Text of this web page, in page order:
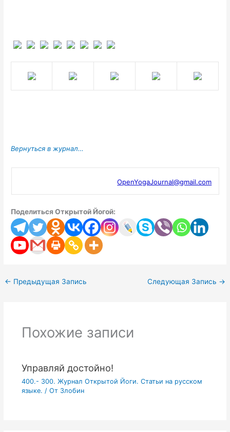
Вернуться в журнал…
OpenYogaJournal@gmail.com
Поделиться Открытой Йогой:
← Предыдущая Запись Следующая Запись →
Похожие записи
Управляй достойно!
400.- 300. Журнал Открытой Йоги. Статьи на русском
языке. / От Злобин